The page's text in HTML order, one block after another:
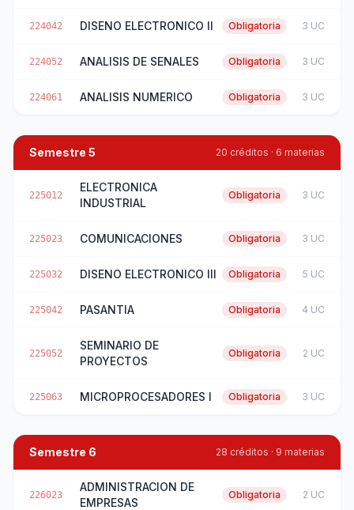
224042 DISENO ELECTRONICO II Obligatoria 3 UC
224052 ANALISIS DE SENALES Obligatoria 3 UC
224061 ANALISIS NUMERICO Obligatoria 3 UC
Semestre 5 20 créditos · 6 materias
225012
ELECTRONICA
INDUSTRIAL
Obligatoria 3 UC
225023 COMUNICACIONES Obligatoria 3 UC
225032 DISENO ELECTRONICO III Obligatoria 5 UC
225042 PASANTIA Obligatoria 4 UC
225052
SEMINARIO DE
PROYECTOS
Obligatoria 2 UC
225063 MICROPROCESADORES I Obligatoria 3 UC
Semestre 6 28 créditos · 9 materias
226023
ADMINISTRACION DE
EMPRESAS
Obligatoria 2 UC